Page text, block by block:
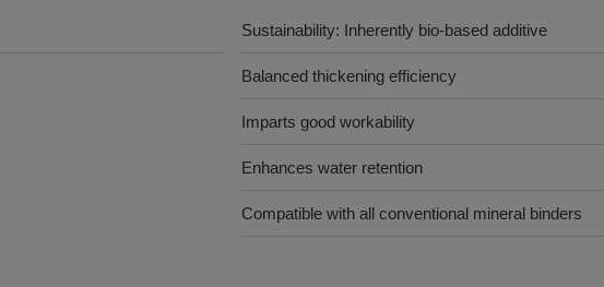
Sustainability: Inherently bio-based additive
Balanced thickening efficiency
Imparts good workability
Enhances water retention
Compatible with all conventional mineral binders